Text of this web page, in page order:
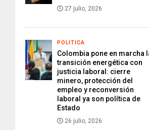
27 julio, 2026
POLITICA
Colombia pone en marcha
transición energética con
justicia laboral: cierre
minero, protección del
empleo y reconversión
laboral ya son política de
Estado
26 julio, 2026